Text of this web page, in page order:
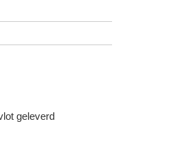
geleverd